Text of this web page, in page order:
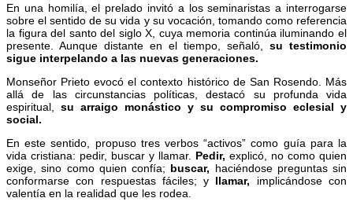
En una homilía, el prelado invitó a los seminaristas a interrogarse
sobre el sentido de su vida y su vocación, tomando como referencia
la figura del santo del siglo X, cuya memoria continúa iluminando el
presente. Aunque distante en el tiempo, señaló, su testimonio
sigue interpelando a las nuevas generaciones.
Monseñor Prieto evocó el contexto histórico de San Rosendo. Más
allá de las circunstancias políticas, destacó su profunda vida
espiritual, su arraigo monástico y su compromiso eclesial y
social.
En este sentido, propuso tres verbos “activos” como guía para la
vida cristiana: pedir, buscar y llamar. Pedir, explicó, no como quien
exige, sino como quien confía; buscar, haciéndose preguntas sin
conformarse con respuestas fáciles; y llamar, implicándose con
valentía en la realidad que les rodea.